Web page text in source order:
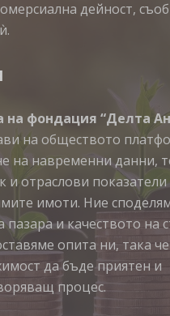
дейност,
на фондация “Делта
на обществото
на навременни данни,
и отраслови показатели
имоти. Ние
пазара и качеството на
опита ни, така
да бъде приятен и
процес.